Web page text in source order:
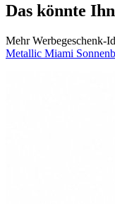
Das könnte
Mehr Werbegeschenk-
Metallic Miami